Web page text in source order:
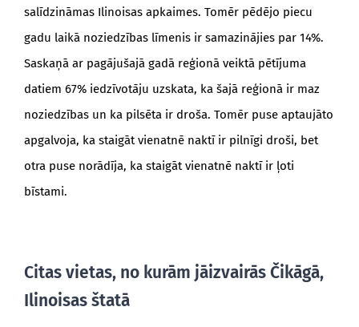
salīdzināmas Ilinoisas apkaimes. Tomēr pēdējo piecu
gadu laikā noziedzības līmenis ir samazinājies par 14%.
Saskaņā ar pagājušajā gadā reģionā veiktā pētījuma
datiem 67% iedzīvotāju uzskata, ka šajā reģionā ir maz
noziedzības un ka pilsēta ir droša. Tomēr puse aptaujāto
apgalvoja, ka staigāt vienatnē naktī ir pilnīgi droši, bet
otra puse norādīja, ka staigāt vienatnē naktī ir ļoti
bīstami.
Citas vietas, no kurām jāizvairās Čikāgā,
Ilinoisas štatā